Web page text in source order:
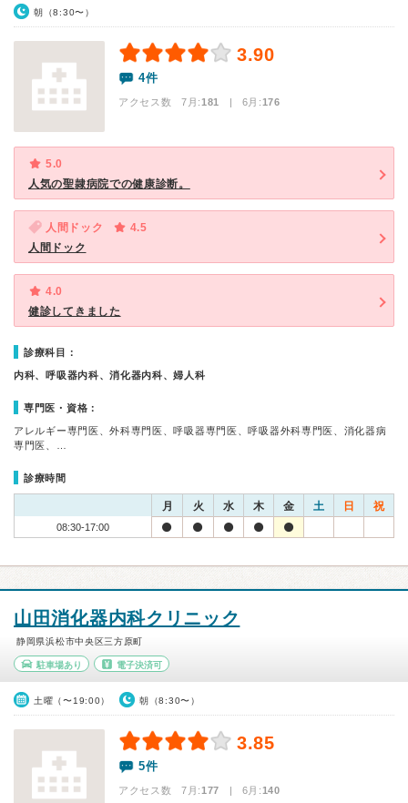
朝（8:30〜）
3.90
4件
アクセス数 7月:181 | 6月:176
5.0
人気の聖隷病院での健康診断。
人間ドック
4.5
人間ドック
4.0
健診してきました
診療科目：
内科、呼吸器内科、消化器内科、婦人科
専門医・資格：
アレルギー専門医、外科専門医、呼吸器専門医、呼吸器外科専門医、消化器病
専門医、…
診療時間
月 火 水 木 金 土 日 祝
08:30-17:00
山田消化器内科クリニック
静岡県浜松市中央区三方原町
駐車場あり 電子決済可
土曜（〜19:00） 朝（8:30〜）
3.85
5件
アクセス数 7月:177 | 6月:140